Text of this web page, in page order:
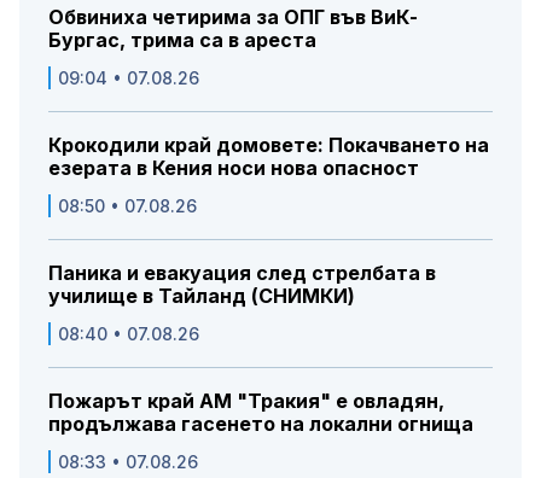
Обвиниха четирима за ОПГ във ВиК-
Бургас, трима са в ареста
09:04 • 07.08.26
Крокодили край домовете: Покачването на
езерата в Кения носи нова опасност
08:50 • 07.08.26
Паника и евакуация след стрелбата в
училище в Тайланд (СНИМКИ)
08:40 • 07.08.26
Пожарът край АМ "Тракия" е овладян,
продължава гасенето на локални огнища
08:33 • 07.08.26